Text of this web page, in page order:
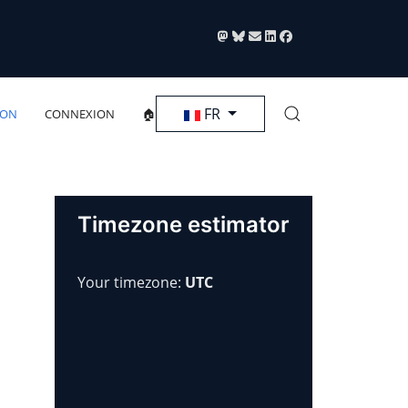
CONNEXION 🏠 Sélectionnez votre langue
FR
Timezone estimator
Your timezone: UTC